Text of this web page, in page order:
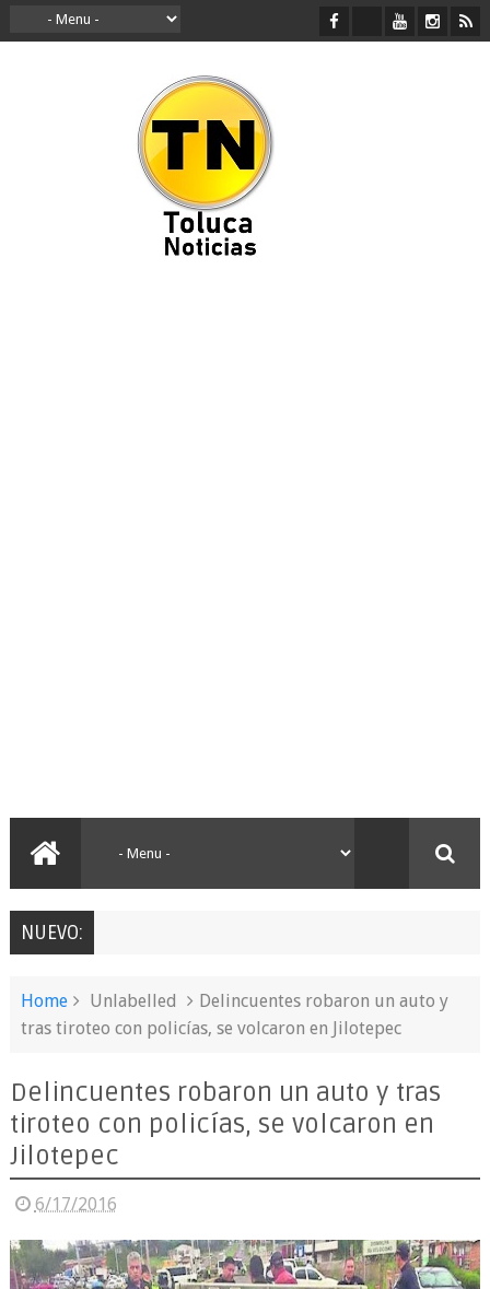
NUEVO:
Home Unlabelled
Delincuentes robaron un auto y
tras tiroteo con policías, se volcaron en Jilotepec
Delincuentes robaron un auto y tras
tiroteo con policías, se volcaron en
Jilotepec
6/17/2016